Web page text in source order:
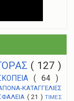
( 127 )
( 64 )
ΚΑΤΑΓΓΕΛΙΕΣ
( 21 )ΤΙΜΕΣ